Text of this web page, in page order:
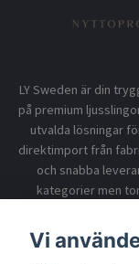
LY Sweden är din
på premium
utvalda lösningar
direktimport från
och snabba
kategorier men
Vi